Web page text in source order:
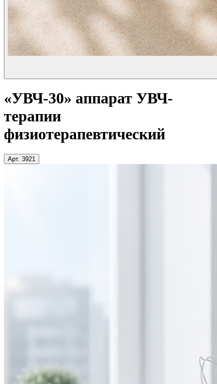
«УВЧ-30» аппарат УВЧ-
терапии
физиотерапевтический
Арт. 3921